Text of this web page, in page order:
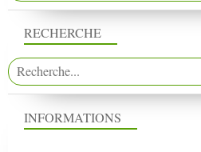
RECHERCHE
INFORMATIONS